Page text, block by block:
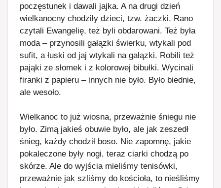
poczęstunek i dawali jajka. A na drugi dzień
wielkanocny chodziły dzieci, tzw. żaczki. Rano
czytali Ewangelię, też byli obdarowani. Też była
moda – przynosili gałązki świerku, wtykali pod
sufit, a łuski od jaj wtykali na gałązki. Robili też
pająki ze słomek i z kolorowej bibułki. Wycinali
firanki z papieru – innych nie było. Było biednie,
ale wesoło.
Wielkanoc to już wiosna, przeważnie śniegu nie
było. Zimą jakieś obuwie było, ale jak zeszedł
śnieg, każdy chodził boso. Nie zapomnę, jakie
pokaleczone były nogi, teraz ciarki chodzą po
skórze. Ale do wyjścia mieliśmy tenisówki,
przeważnie jak szliśmy do kościoła, to nieśliśmy